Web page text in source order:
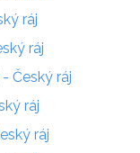
ráj
ráj
Český ráj
ráj
ráj